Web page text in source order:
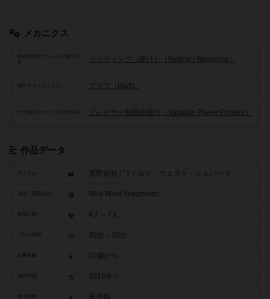
メカニクス
投資要素やプレイ上の駆け引
き
ベッティング（賭け）（Betting / Wagering）
頻出するメカニクス ブラフ（Bluff）
その他のメカニクスや仕組み プレイヤー別固有能力（Variable Player Powers）
作品データ
タイトル 荒野遊牧 / ワイルド・ウェスト・シェパード
原題・英題表記 Wild West Shepherds
参加人数 4人～7人
20分～30分
対象年齢 10歳から
2016年～
参考価格 未登録